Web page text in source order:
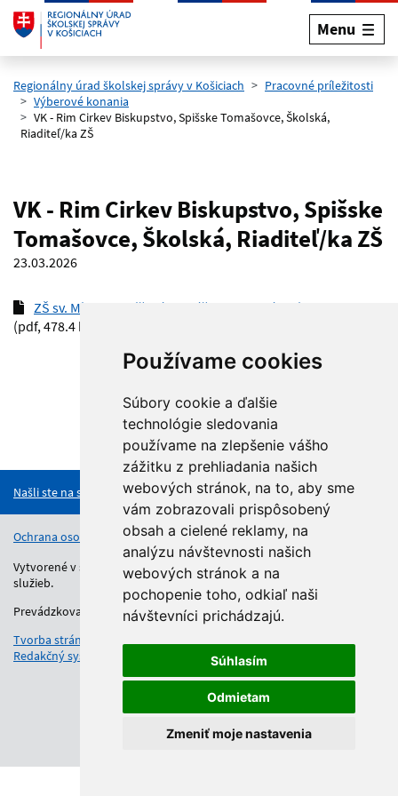
Používame cookies
Súbory cookie a ďalšie
technológie sledovania
používame na zlepšenie vášho
zážitku z prehliadania našich
webových stránok, na to, aby sme
vám zobrazovali prispôsobený
obsah a cielené reklamy, na
analýzu návštevnosti našich
webových stránok a na
pochopenie toho, odkiaľ naši
návštevníci prichádzajú.
Súhlasím
Odmietam
Zmeniť moje nastavenia
Preskočiť na hlavný obsah
Menu
Regionálny úrad školskej správy v Košiciach
Pracovné príležitosti
Výberové konania
VK - Rim Cirkev Biskupstvo, Spišske Tomašovce, Školská,
Riaditeľ/ka ZŠ
VK - Rim Cirkev Biskupstvo, Spišske
Tomašovce, Školská, Riaditeľ/ka ZŠ
23.03.2026
ZŠ sv. Michala Spišské Tomášovce - vyhlásenie VK 2026
(pdf, 478.4 kB)
Našli ste na stránke chybu?
Ochrana osobných údajov Vyhlásenie o prístupnosti
Kontakt
Vytvorené v súlade s Jednotným dizajn manuálom elektronických
služieb.
Prevádzkovateľom služby je Regionálny úrad školskej správy.
Tvorba stránok
Redakčný systém